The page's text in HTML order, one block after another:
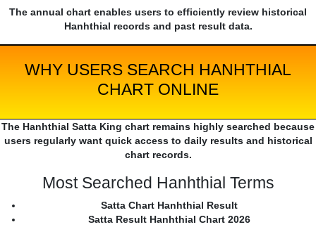
The annual chart enables users to efficiently review historical
Hanhthial records and past result data.
WHY USERS SEARCH HANHTHIAL
CHART ONLINE
The Hanhthial Satta King chart remains highly searched because
users regularly want quick access to daily results and historical
chart records.
Most Searched Hanhthial Terms
Satta Chart Hanhthial Result
Satta Result Hanhthial Chart 2026